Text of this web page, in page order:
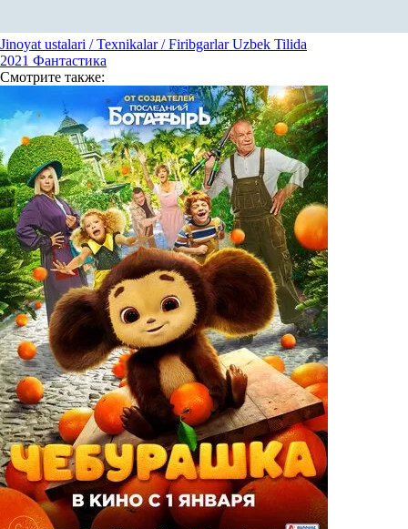
Jinoyat ustalari / Texnikalar / Firibgarlar Uzbek Tilida
2021 Фантастика
Смотрите также: